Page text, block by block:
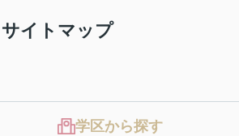
サイトマップ
学区から探す